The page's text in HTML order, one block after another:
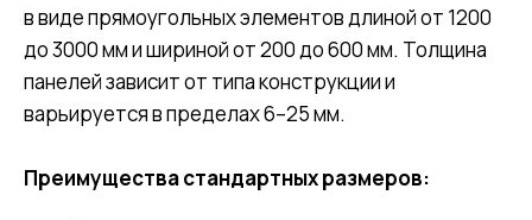
в виде прямоугольных элементов длиной от 1200
до 3000 мм и шириной от 200 до 600 мм. Толщина
панелей зависит от типа конструкции и
варьируется в пределах 6–25 мм.
Преимущества стандартных размеров: